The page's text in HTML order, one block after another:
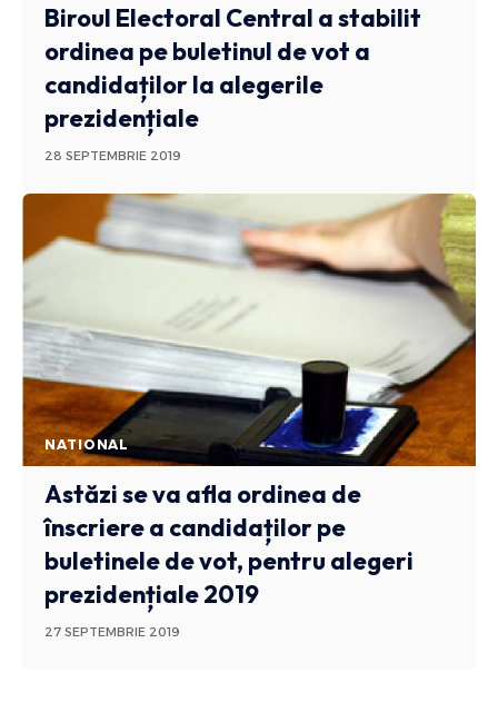
Biroul Electoral Central a stabilit
ordinea pe buletinul de vot a
candidaților la alegerile
prezidențiale
28 SEPTEMBRIE 2019
NATIONAL
Astăzi se va afla ordinea de
înscriere a candidaților pe
buletinele de vot, pentru alegeri
prezidențiale 2019
27 SEPTEMBRIE 2019